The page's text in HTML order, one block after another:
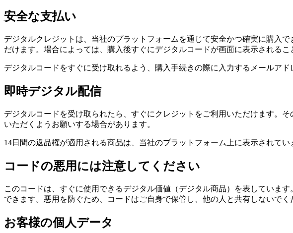
安全な支払い
デジタルクレジットは、当社のプラットフォームを通じて安全かつ確実に購入
だけます。場合によっては、購入後すぐにデジタルコードが画面に表示されるこ
デジタルコードをすぐに受け取れるよう、購入手続きの際に入力するメールア
即時デジタル配信
デジタルコードを受け取られたら、すぐにクレジットをご利用いただけます。
いただくようお願いする場合があります。
14日間の返品権が適用される商品は、当社のプラットフォーム上に表示されて
コードの悪用には注意してください
このコードは、すぐに使用できるデジタル価値（デジタル商品）を表していま
できます。悪用を防ぐため、コードはご自身で保管し、他の人と共有しないでく
お客様の個人データ